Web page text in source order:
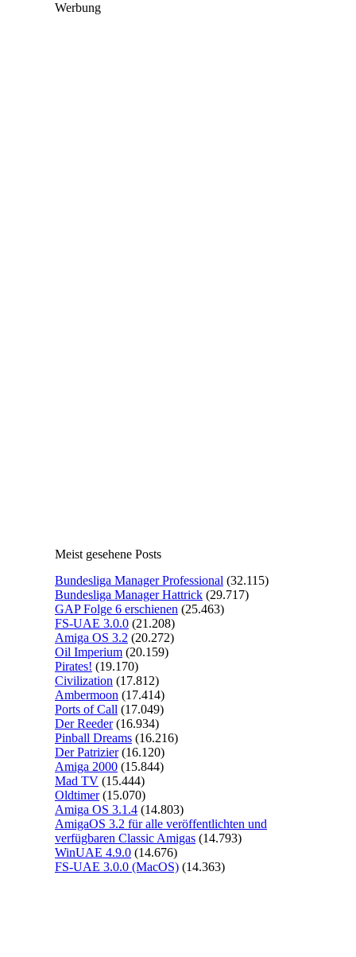
Werbung
Meist gesehene Posts
Bundesliga Manager Professional (32.115)
Bundesliga Manager Hattrick (29.717)
GAP Folge 6 erschienen (25.463)
FS-UAE 3.0.0 (21.208)
Amiga OS 3.2 (20.272)
Oil Imperium (20.159)
Pirates! (19.170)
Civilization (17.812)
Ambermoon (17.414)
Ports of Call (17.049)
Der Reeder (16.934)
Pinball Dreams (16.216)
Der Patrizier (16.120)
Amiga 2000 (15.844)
Mad TV (15.444)
Oldtimer (15.070)
Amiga OS 3.1.4 (14.803)
AmigaOS 3.2 für alle veröffentlichten und
verfügbaren Classic Amigas (14.793)
WinUAE 4.9.0 (14.676)
FS-UAE 3.0.0 (MacOS) (14.363)